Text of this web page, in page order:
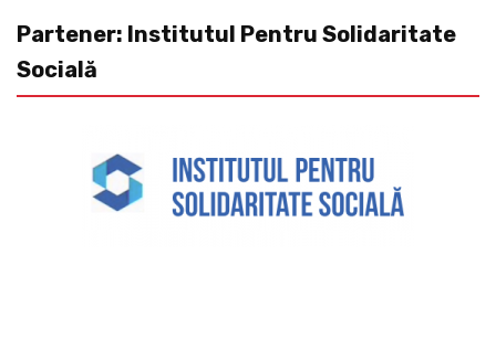
Partener: Institutul Pentru Solidaritate
Socială